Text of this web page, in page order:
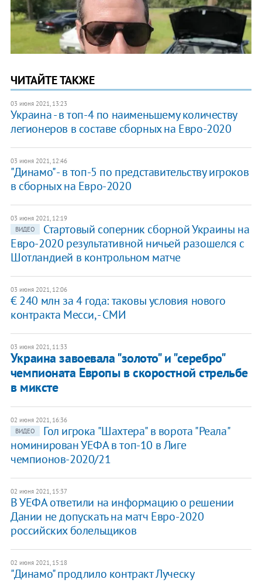
ЧИТАЙТЕ ТАКЖЕ
03 июня 2021, 13:23
Украина - в топ-4 по наименьшему количеству
легионеров в составе сборных на Евро-2020
03 июня 2021, 12:46
"Динамо" - в топ-5 по представительству игроков
в сборных на Евро-2020
03 июня 2021, 12:19
ВИДЕО
Стартовый соперник сборной Украины на
Евро-2020 результативной ничьей разошелся с
Шотландией в контрольном матче
03 июня 2021, 12:06
€ 240 млн за 4 года: таковы условия нового
контракта Месси, - СМИ
03 июня 2021, 11:33
Украина завоевала "золото" и "серебро"
чемпионата Европы в скоростной стрельбе
в миксте
02 июня 2021, 16:36
ВИДЕО
Гол игрока "Шахтера" в ворота "Реала"
номинирован УЕФА в топ-10 в Лиге
чемпионов-2020/21
02 июня 2021, 15:37
В УЕФА ответили на информацию о решении
Дании не допускать на матч Евро-2020
российских болельщиков
02 июня 2021, 15:18
"Динамо" продлило контракт Луческу